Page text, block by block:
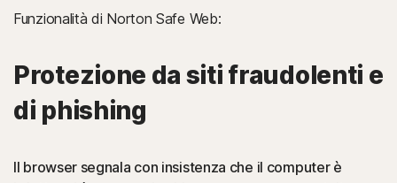
Funzionalità di Norton Safe Web:
Protezione da siti fraudolenti e
di phishing
Il browser segnala con insistenza che il computer è